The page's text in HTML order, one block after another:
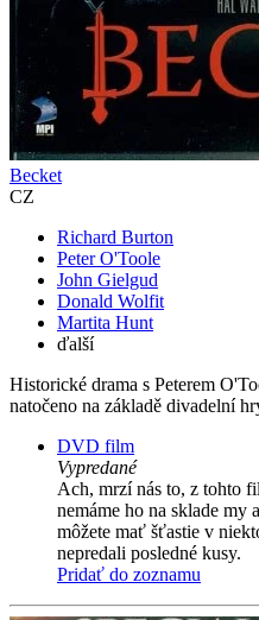
Becket
CZ
Richard Burton
Peter O'Toole
John Gielgud
Donald Wolfit
Martita Hunt
ďalší
Historické drama s Peterem
natočeno na základě divadelní
DVD film
Vypredané
Ach, mrzí nás to, z tohto
nemáme ho na sklade my
môžete mať šťastie v
nepredali posledné kusy.
Pridať do zoznamu